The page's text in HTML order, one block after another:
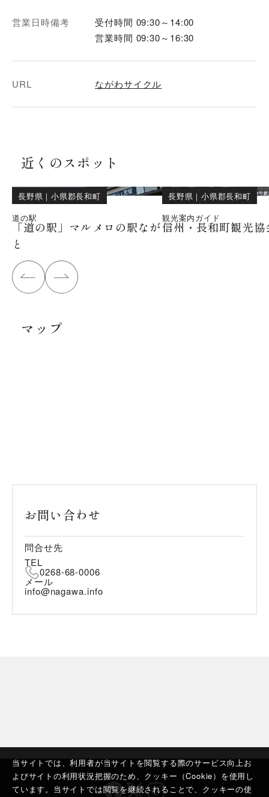
当サイトでは、利用者が当サイトを閲覧する際のサービス向上お
よびサイトの利用状況把握のため、クッキー（Cookie）を使用し
ています。当サイトでは閲覧を継続されることで、クッキーの使
営業日時備考
受付時間 09:30～14:00
営業時間 09:30～16:30
URL ながわサイクル
近くのスポット
長野県 ｜小県郡長和町
道の駅
「道の駅」マルメロの駅なが
と
長野県 ｜小県郡長和町
観光案内ガイド
信州・長和町観光協
マップ
お問い合わせ
問合せ先
TEL
0268-68-0006
メール
info@nagawa.info